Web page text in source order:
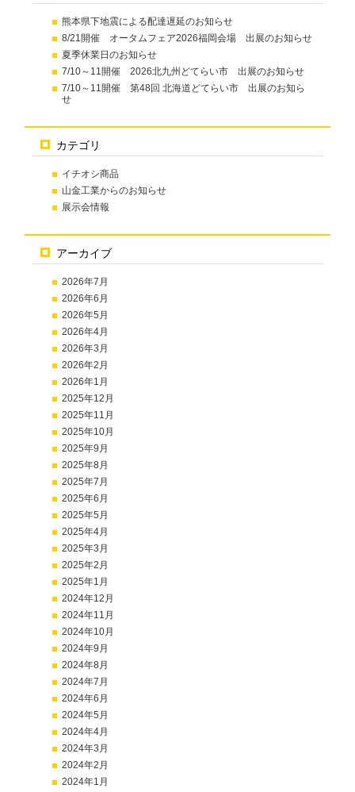
熊本県下地震による配達遅延のお知らせ
8/21開催 オータムフェア2026福岡会場 出展のお知らせ
夏季休業日のお知らせ
7/10～11開催 2026北九州どてらい市 出展のお知らせ
7/10～11開催 第48回 北海道どてらい市 出展のお知ら
せ
カテゴリ
イチオシ商品
山金工業からのお知らせ
展示会情報
アーカイブ
2026年7月
2026年6月
2026年5月
2026年4月
2026年3月
2026年2月
2026年1月
2025年12月
2025年11月
2025年10月
2025年9月
2025年8月
2025年7月
2025年6月
2025年5月
2025年4月
2025年3月
2025年2月
2025年1月
2024年12月
2024年11月
2024年10月
2024年9月
2024年8月
2024年7月
2024年6月
2024年5月
2024年4月
2024年3月
2024年2月
2024年1月